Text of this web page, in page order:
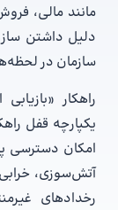
مانند مالی،
دلیل داشتن
سازمان در
راهکار
یکپارچه قفل
امکان دسترسی
آتش‌سوزی،
رخدادهای